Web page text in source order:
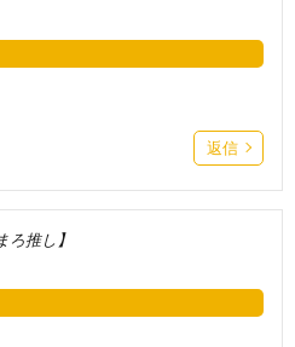
返信
ろ推し】